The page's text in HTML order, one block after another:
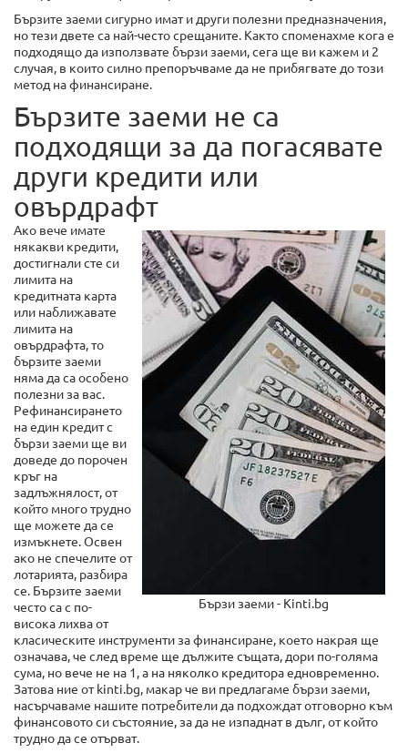
Бързите заеми сигурно имат и други полезни предназначения,
но тези двете са най-често срещаните. Както споменахме кога е
подходящо да използвате бързи заеми, сега ще ви кажем и 2
случая, в които силно препоръчваме да не прибягвате до този
метод на финансиране.
Бързите заеми не са
подходящи за да погасявате
други кредити или
овърдрафт
Бързи заеми - Kinti.bg
Ако вече имате
някакви кредити,
достигнали сте си
лимита на
кредитната карта
или наближавате
лимита на
овърдрафта, то
бързите заеми
няма да са особено
полезни за вас.
Рефинансирането
на един кредит с
бързи заеми ще ви
доведе до порочен
кръг на
задлъжнялост, от
който много трудно
ще можете да се
измъкнете. Освен
ако не спечелите от
лотарията, разбира
се. Бързите заеми
често са с по-
висока лихва от
класическите инструменти за финансиране, което накрая ще
означава, че след време ще дължите същата, дори по-голяма
сума, но вече не на 1, а на няколко кредитора едновременно.
Затова ние от kinti.bg, макар че ви предлагаме бързи заеми,
насърчаваме нашите потребители да подхождат отговорно към
финансовото си състояние, за да не изпаднат в дълг, от който
трудно да се отърват.